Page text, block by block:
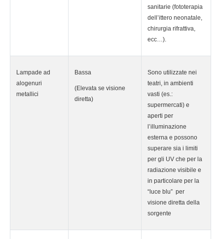
sanitarie (fototerapia
dell’ittero neonatale,
chirurgia rifrattiva,
ecc…).
Lampade ad
alogenuri
metallici
Bassa
(Elevata se visione
diretta)
Sono utilizzate nei
teatri, in ambienti
vasti (es.:
supermercati) e
aperti per
l’illuminazione
esterna e possono
superare sia i limiti
per gli UV che per la
radiazione visibile e
in particolare per la
“luce blu” per
visione diretta della
sorgente